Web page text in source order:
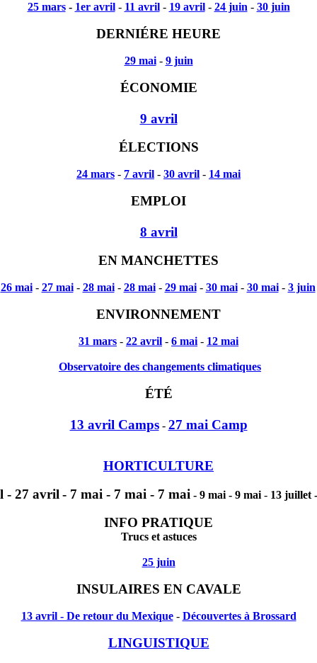
25 mars- 1er avril- 11 avril- 19 avril- 24 juin - 30 juin
DERNIÉRE HEURE
29 mai- 9 juin
ÉCONOMIE
9 avril
ÉLECTIONS
24 mars - 7 avril - 30 avril - 14 mai
EMPLOI
8 avril
EN MANCHETTES
26 mai- 27 mai- 28 mai- 28 mai- 29 mai- 30 mai- 30 mai- 3 juin
ENVIRONNEMENT
31 mars - 22 avril - 6 mai - 12 mai
Observatoire des changements climatiques
ÉTÉ
13 avril Camps- 27 mai Camp
HORTICULTURE
- 27 avril - 7 mai - 7 mai - 7 mai - 9 mai - 9 mai - 13 juillet -
INFO PRATIQUE
Trucs et astuces
25 juin
INSULAIRES EN CAVALE
13 avril - De retour du Mexique- Découvertes à Brossard
LINGUISTIQUE